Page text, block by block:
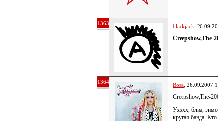
1363 blackjack ,
Creepshow,The-
1364 Вова , 26.09.2007
Creepshow,The-
Ухххх, блиа,
крутая банда.